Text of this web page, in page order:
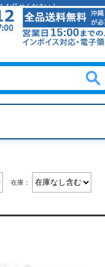
お任せください！
在庫：